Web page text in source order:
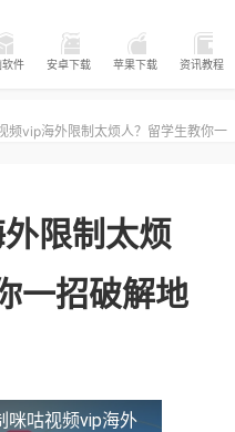
软件 安卓下载 苹果下载 资讯教程
频vip海外限制太烦人？留学生教你一
限制太烦
一招破解地
咪咕视频vip海外